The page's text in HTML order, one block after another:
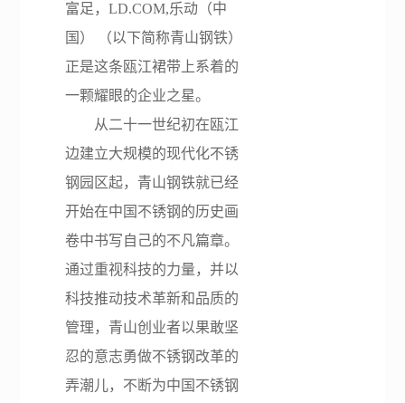
董事
长致
辞
发展
公司
荣誉
工艺流程
资质证书
社会责任
富足，LD.COM,乐动（中
国） （以下简称青山钢铁）
正是这条瓯江裙带上系着的
一颗耀眼的企业之星。
从二十一世纪初在瓯江
边建立大规模的现代化不锈
钢园区起，青山钢铁就已经
开始在中国不锈钢的历史画
卷中书写自己的不凡篇章。
通过重视科技的力量，并以
科技推动技术革新和品质的
管理，青山创业者以果敢坚
忍的意志勇做不锈钢改革的
弄潮儿，不断为中国不锈钢